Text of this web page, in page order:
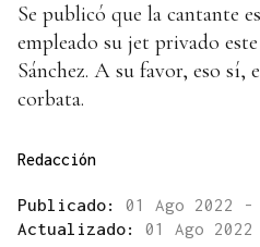
Se publicó que la cantante
empleado su jet privado
Sánchez. A su favor, eso sí,
corbata.
Redacción
Publicado: 01 Ago 2022 -
Actualizado: 01 Ago